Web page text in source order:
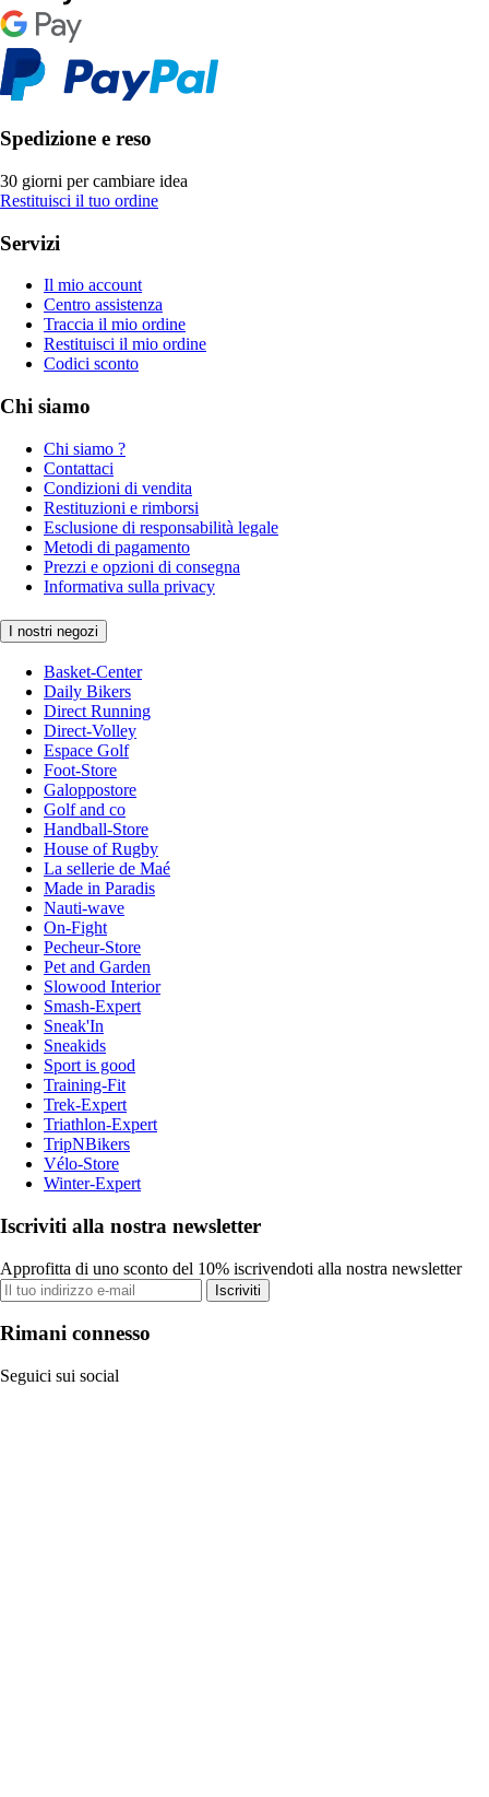
Spedizione e reso
30 giorni per cambiare idea
Restituisci il tuo ordine
Servizi
Il mio account
Centro assistenza
Traccia il mio ordine
Restituisci il mio ordine
Codici sconto
Chi siamo
Chi siamo ?
Contattaci
Condizioni di vendita
Restituzioni e rimborsi
Esclusione di responsabilità legale
Metodi di pagamento
Prezzi e opzioni di consegna
Informativa sulla privacy
I nostri negozi
Basket-Center
Daily Bikers
Direct Running
Direct-Volley
Espace Golf
Foot-Store
Galoppostore
Golf and co
Handball-Store
House of Rugby
La sellerie de Maé
Made in Paradis
Nauti-wave
On-Fight
Pecheur-Store
Pet and Garden
Slowood Interior
Smash-Expert
Sneak'In
Sneakids
Sport is good
Training-Fit
Trek-Expert
Triathlon-Expert
TripNBikers
Vélo-Store
Winter-Expert
Iscriviti alla nostra newsletter
Approfitta di uno sconto del 10% iscrivendoti alla nostra newsletter
Iscriviti
Rimani connesso
Seguici sui social